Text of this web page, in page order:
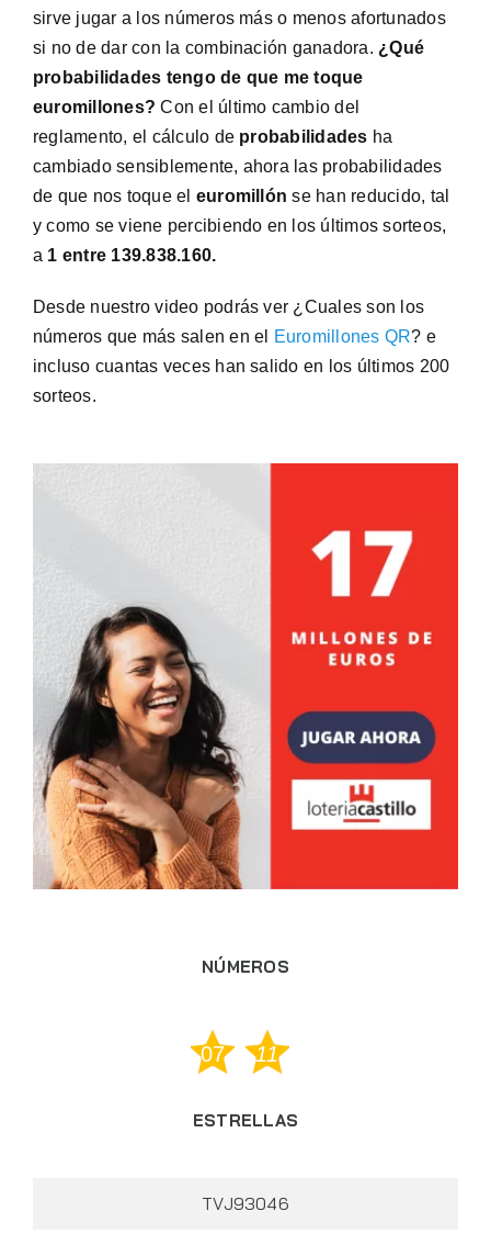
sirve jugar a los números más o menos afortunados
si no de dar con la combinación ganadora. ¿Qué
probabilidades tengo de que me toque
euromillones? Con el último cambio del
reglamento, el cálculo de probabilidades ha
cambiado sensiblemente, ahora las probabilidades
de que nos toque el euromillónse han reducido, tal
y como se viene percibiendo en los últimos sorteos,
a 1 entre 139.838.160.
Desde nuestro video podrás ver ¿Cuales son los
números que más salen en el
Euromillones QR? e
incluso cuantas veces han salido en los últimos 200
sorteos.
NÚMEROS
07 11
ESTRELLAS
TVJ93046